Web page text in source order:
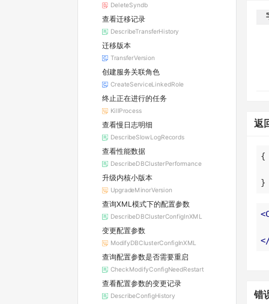
DeleteSyndb
查看迁移记录
DescribeTransferHistory
迁移版本
TransferVersion
创建服务关联角色
CreateServiceLinkedRole
终止正在进行的任务
KillProcess
查看慢日志明细
DescribeSlowLogRecords
查看性能数据
DescribeDBClusterPerformance
升级内核小版本
UpgradeMinorVersion
查询XML模式下的配置参数
DescribeDBClusterConfigInXML
变更配置参数
ModifyDBClusterConfigInXML
查询配置参数是否需要重启
CheckModifyConfigNeedRestart
查看配置参数的变更记录
DescribeConfigHistory
返
}
<
错